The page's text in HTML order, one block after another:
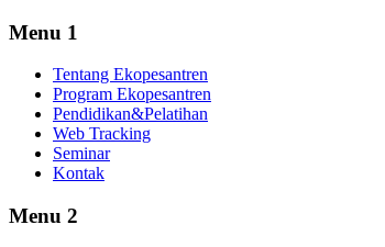
Menu 1
Tentang Ekopesantren
Program Ekopesantren
Pendidikan&Pelatihan
Web Tracking
Seminar
Kontak
Menu 2